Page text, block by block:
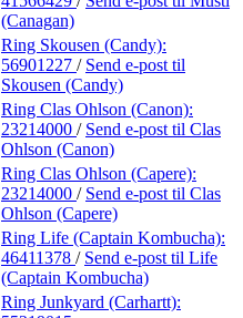
(Canagan)
Ring Skousen (Candy):
56901227 / Send e-post til
Skousen (Candy)
Ring Clas Ohlson (Canon):
23214000 / Send e-post til Clas
Ohlson (Canon)
Ring Clas Ohlson (Capere):
23214000 / Send e-post til Clas
Ohlson (Capere)
Ring Life (Captain Kombucha):
46411378 / Send e-post til Life
(Captain Kombucha)
Ring Junkyard (Carhartt):